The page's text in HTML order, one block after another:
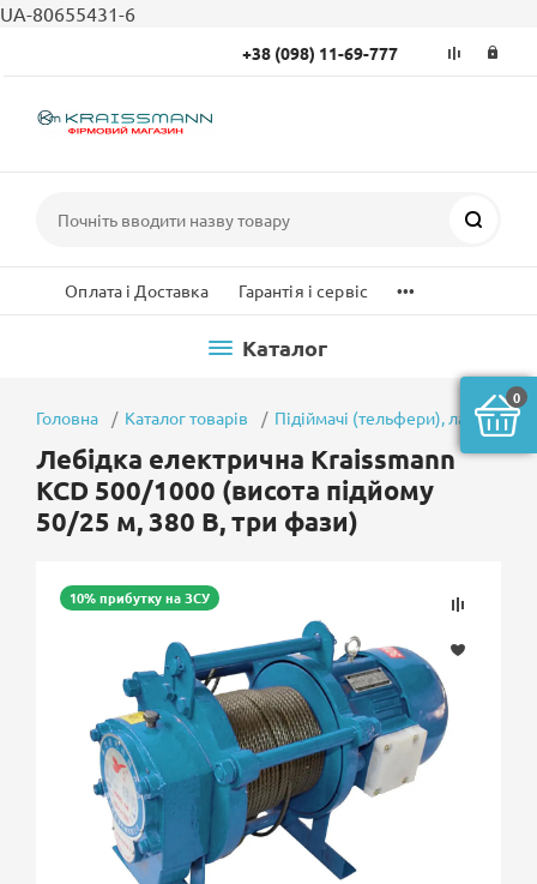
UA-80655431-6
+38 (098) 11-69-777
Оплата і Доставка Гарантія і сервіс ...
Каталог
Головна Каталог товарів Підіймачі (тельфери), ланцюгови
Лебідка електрична Kraissmann
KCD 500/1000 (висота підйому
50/25 м, 380 В, три фази)
10% прибутку на ЗСУ
0